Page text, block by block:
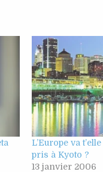
L’Europe va
pris à Kyoto ?
13 janvier 2006